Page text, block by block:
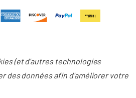
(et d'autres technologies
des données afin d'améliorer votre